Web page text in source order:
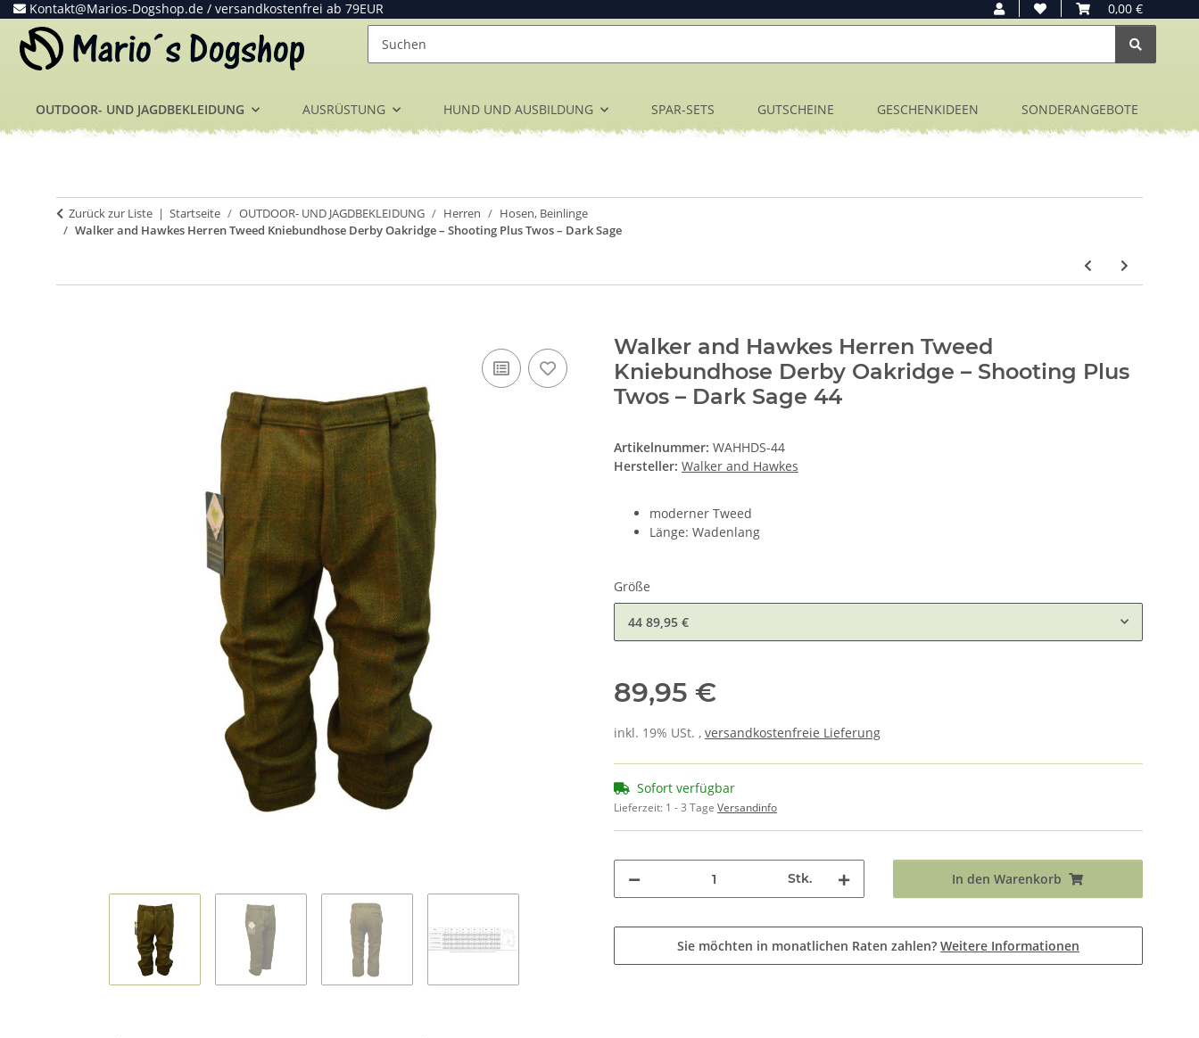
Kontakt@Marios-Dogshop.de / versandkostenfrei ab 79EUR 0,00 €
OUTDOOR- UND JAGDBEKLEIDUNG AUSRÜSTUNG HUND UND AUSBILDUNG SPAR-SETS GUTSCHEINE GESCHENKIDEEN SONDERANGEBOTE
Zurück zur Liste Startseite OUTDOOR- UND JAGDBEKLEIDUNG Herren
Hosen, Beinlinge
Walker and Hawkes Herren Tweed Kniebundhose Derby Oakridge – Shooting Plus Twos – Dark Sage
Walker and Hawkes Herren Tweed
Kniebundhose Derby Oakridge – Shooting Plus
Twos – Dark Sage 44
Artikelnummer: WAHHDS-44
Hersteller: Walker and Hawkes
moderner Tweed
Länge: Wadenlang
Größe
44 89,95 €
89,95 €
inkl. 19% USt. , versandkostenfreie Lieferung
Sofort verfügbar
Lieferzeit: 1 - 3 Tage Versandinfo
Stk. In den Warenkorb
Sie möchten in monatlichen Raten zahlen? Weitere Informationen